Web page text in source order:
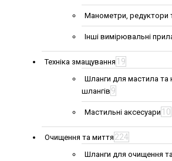
Манометри, редуктори
Інші вимірювальні
Техніка змащування 19
Шланги для мастила та
шлангів 9
Мастильні аксесуари 10
Очищення та миття 224
Шланги для очищення